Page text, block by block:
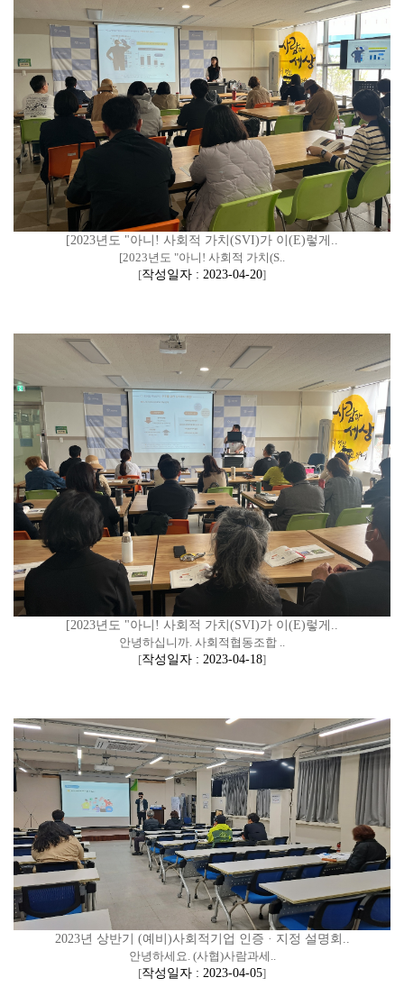
[2023년도 "아니! 사회적 가치(SVI)가 이(E)렇게..
[2023년도 "아니! 사회적 가치(S..
[작성일자 : 2023-04-20]
[2023년도 "아니! 사회적 가치(SVI)가 이(E)렇게..
안녕하십니까. 사회적협동조합 ..
[작성일자 : 2023-04-18]
2023년 상반기 (예비)사회적기업 인증 · 지정 설명회..
안녕하세요. (사협)사람과세..
[작성일자 : 2023-04-05]